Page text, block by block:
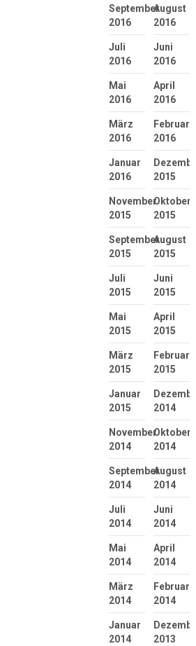
September
2016
August
2016
Juli
2016
Juni
2016
Mai
2016
April
2016
März
2016
Februar
2016
Januar
2016
2015
November
2015
Oktober
2015
September
2015
August
2015
Juli
2015
Juni
2015
Mai
2015
April
2015
März
2015
Februar
2015
Januar
2015
2014
November
2014
Oktober
2014
September
2014
August
2014
Juli
2014
Juni
2014
Mai
2014
April
2014
März
2014
Februar
2014
Januar
2014
2013